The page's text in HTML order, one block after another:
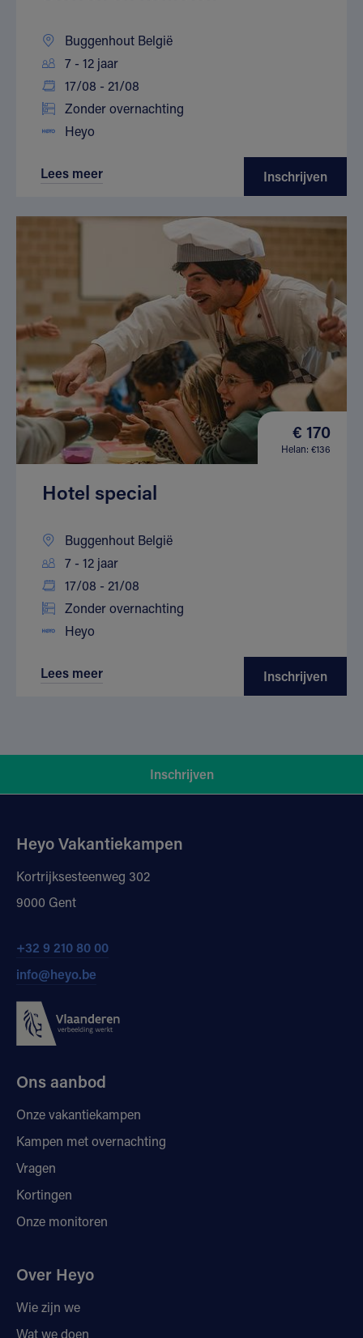
Buggenhout België
7 - 12 jaar
17/08 - 21/08
Zonder overnachting
Heyo
Lees meer Inschrijven
€ 170
Helan: €136
Hotel special
Buggenhout België
7 - 12 jaar
17/08 - 21/08
Zonder overnachting
Heyo
Lees meer Inschrijven
Inschrijven
Heyo Vakantiekampen
Kortrijksesteenweg 302
9000 Gent
+32 9 210 80 00
info@heyo.be
Ons aanbod
Onze vakantiekampen
Kampen met overnachting
Vragen
Kortingen
Onze monitoren
Over Heyo
Wie zijn we
Wat we doen